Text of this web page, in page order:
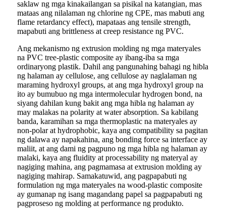
saklaw ng mga kinakailangan sa pisikal na katangian, mas
mataas ang nilalaman ng chlorine ng CPE, mas mabuti ang
flame retardancy effect), mapataas ang tensile strength,
mapabuti ang brittleness at creep resistance ng PVC.
Ang mekanismo ng extrusion molding ng mga materyales
na PVC tree-plastic composite ay ibang-iba sa mga
ordinaryong plastik. Dahil ang pangunahing bahagi ng hibla
ng halaman ay cellulose, ang cellulose ay naglalaman ng
maraming hydroxyl groups, at ang mga hydroxyl group na
ito ay bumubuo ng mga intermolecular hydrogen bond, na
siyang dahilan kung bakit ang mga hibla ng halaman ay
may malakas na polarity at water absorption. Sa kabilang
banda, karamihan sa mga thermoplastic na materyales ay
non-polar at hydrophobic, kaya ang compatibility sa pagitan
ng dalawa ay napakahina, ang bonding force sa interface ay
maliit, at ang dami ng pagpuno ng mga hibla ng halaman ay
malaki, kaya ang fluidity at processability ng materyal ay
nagiging mahina, ang pagmamasa at extrusion molding ay
nagiging mahirap. Samakatuwid, ang pagpapabuti ng
formulation ng mga materyales na wood-plastic composite
ay gumanap ng isang magandang papel sa pagpapabuti ng
pagproseso ng molding at performance ng produkto.